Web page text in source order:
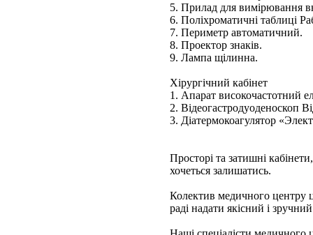
5. Прилад для вимірювання
6. Поліхроматичні таблиці
7. Периметр автоматичний.
8. Проектор знаків.
9. Лампа щілинна.
Хірургічний кабінет
1. Апарат високочастотний
2. Відеогастродуоденоскоп
3. Діатермокоагулятор
Просторі та затишні
хочеться залишатись.
Колектив медичного центру
раді надати якісний і